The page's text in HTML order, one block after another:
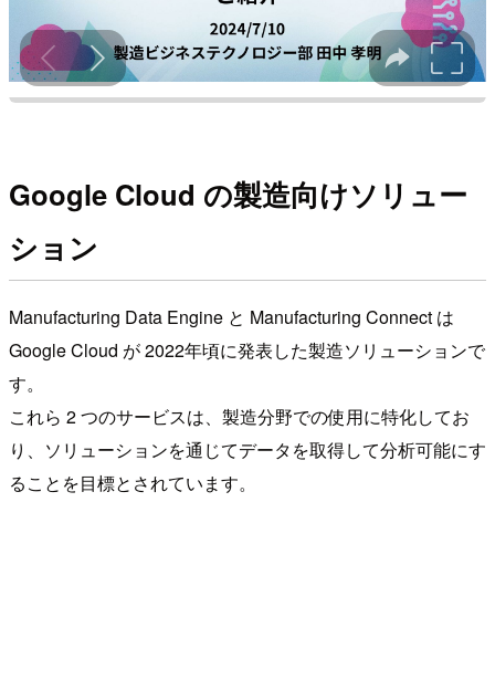
Google Cloud の製造向けソリュー
ション
Manufacturing Data Engine と Manufacturing Connect は
Google Cloud が 2022年頃に発表した製造ソリューションで
す。
これら 2 つのサービスは、製造分野での使用に特化してお
り、ソリューションを通じてデータを取得して分析可能にす
ることを目標とされています。